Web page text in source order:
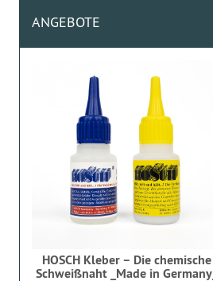
ANGEBOTE
HOSCH Kleber – Die chemische
Schweißnaht _Made in Germany_